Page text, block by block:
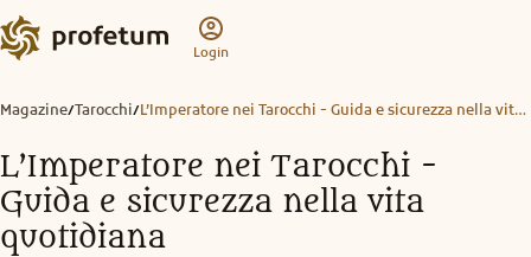
Login
Magazine/Tarocchi/ L’Imperatore nei Tarocchi - Guida e sicurezza nella vita quotidiana
L’Imperatore nei Tarocchi -
Guida e sicurezza nella vita
quotidiana